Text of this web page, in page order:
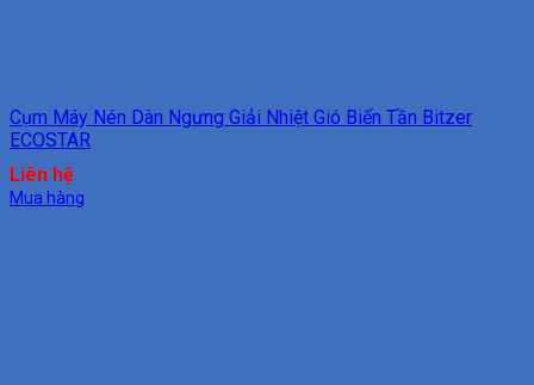
Cụm Máy Nén Dàn Ngưng Giải Nhiệt Gió Biến Tần Bitzer
ECOSTAR
Liên hệ
Mua hàng